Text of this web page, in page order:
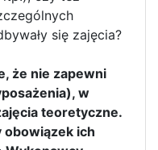
się zajęcia?
że nie zapewni
w
teoretyczne.
ich